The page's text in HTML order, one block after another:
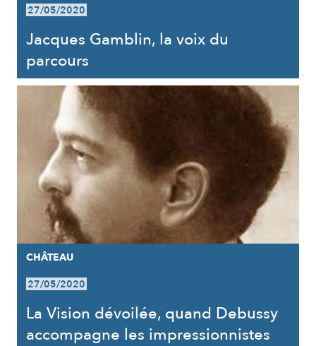
27/05/2020
Jacques Gamblin, la voix du
parcours
CHÂTEAU
27/05/2020
La Vision dévoilée, quand Debussy
accompagne les impressionnistes